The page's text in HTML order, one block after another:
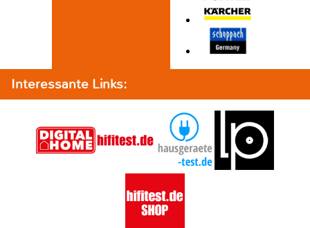
Interessante Links: